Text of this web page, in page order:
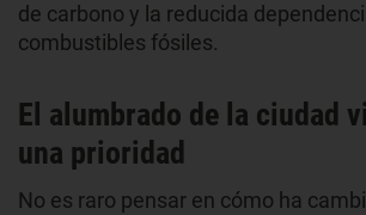
de carbono y la reducida
combustibles fósiles.
El alumbrado de la ciudad
una prioridad
No es raro pensar en cómo ha